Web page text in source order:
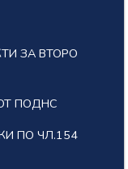
ЗА ВТОРО
ПОДНС
ПО ЧЛ.154